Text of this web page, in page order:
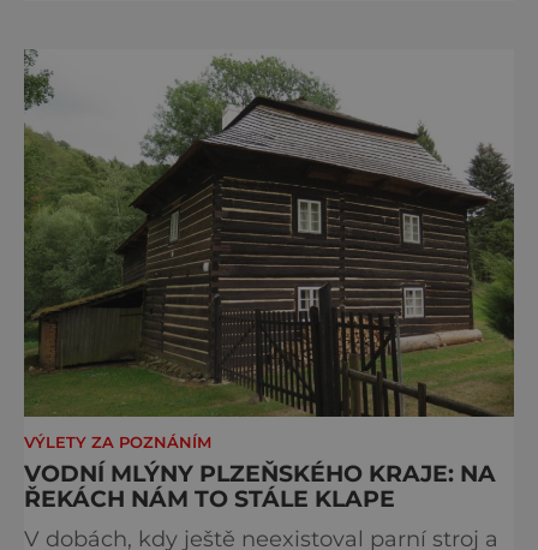
jednodenní či dvoudenní výlety. Dětské oči
se rozzáří především při celé řadě
vystoupení, mezi kterými nechyb
VÝLETY ZA POZNÁNÍM
VODNÍ MLÝNY PLZEŇSKÉHO KRAJE: NA
ŘEKÁCH NÁM TO STÁLE KLAPE
V dobách, kdy ještě neexistoval parní stroj a